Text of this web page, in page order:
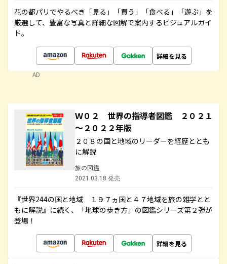
花の都パリでやるべき「見る」「買う」「食べる」「遊ぶ」を
厳選して、豊富な写真と詳細な図解で案内するビジュアルガイ
ド。
詳細を見る
AD
Ｗ０２ 世界の指導者図鑑 ２０２１
～２０２２年版
２０８の国と地域のリーダーを経歴ととも
に解説
旅の図鑑
2021.03.18 発売
『世界244の国と地域 １９７ヵ国と４７地域を旅の雑学とと
もに解説』に続く、「地球の歩き方」の図鑑シリーズ第２弾が
登場！
詳細を見る